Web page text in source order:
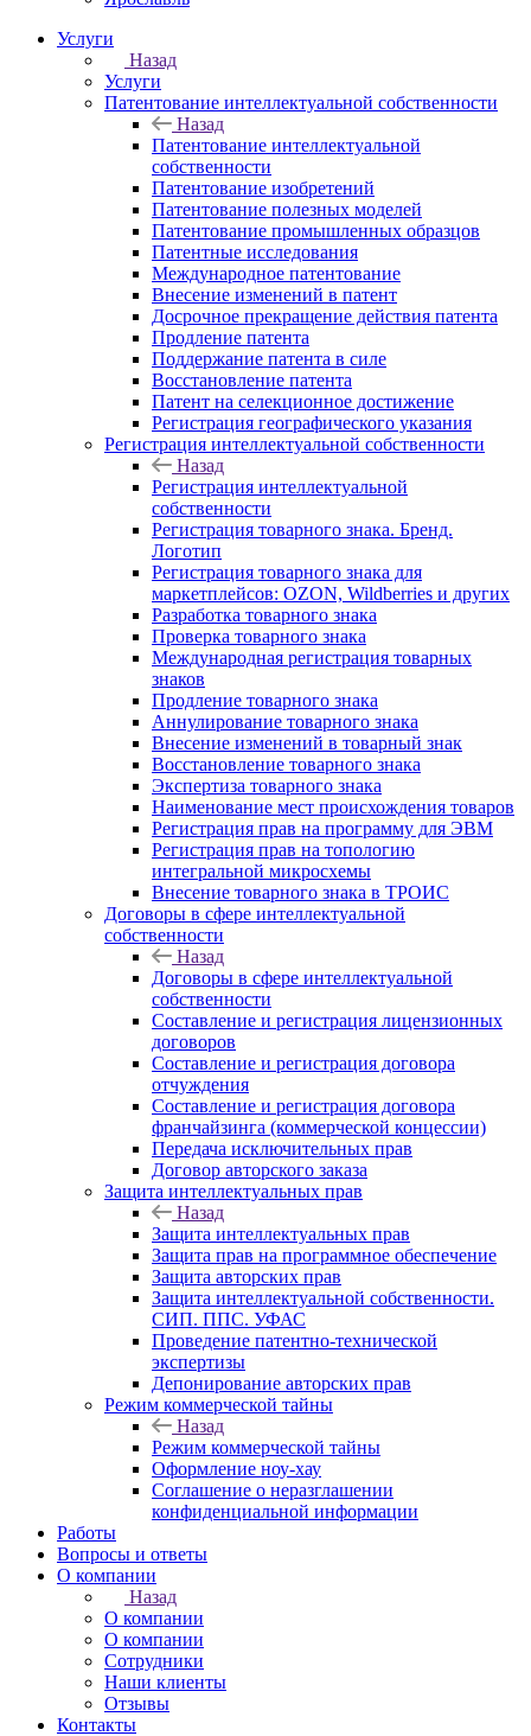
Услуги
Назад
Услуги
Патентование интеллектуальной собственности
Назад
Патентование интеллектуальной
собственности
Патентование изобретений
Патентование полезных моделей
Патентование промышленных образцов
Патентные исследования
Международное патентование
Внесение изменений в патент
Досрочное прекращение действия патента
Продление патента
Поддержание патента в силе
Восстановление патента
Патент на селекционное достижение
Регистрация географического указания
Регистрация интеллектуальной собственности
Назад
Регистрация интеллектуальной
собственности
Регистрация товарного знака. Бренд.
Логотип
Регистрация товарного знака для
маркетплейсов: OZON, Wildberries и других
Разработка товарного знака
Проверка товарного знака
Международная регистрация товарных
знаков
Продление товарного знака
Аннулирование товарного знака
Внесение изменений в товарный знак
Восстановление товарного знака
Экспертиза товарного знака
Наименование мест происхождения товаров
Регистрация прав на программу для ЭВМ
Регистрация прав на топологию
интегральной микросхемы
Внесение товарного знака в ТРОИС
Договоры в сфере интеллектуальной
собственности
Назад
Договоры в сфере интеллектуальной
собственности
Составление и регистрация лицензионных
договоров
Составление и регистрация договора
отчуждения
Составление и регистрация договора
франчайзинга (коммерческой концессии)
Передача исключительных прав
Договор авторского заказа
Защита интеллектуальных прав
Назад
Защита интеллектуальных прав
Защита прав на программное обеспечение
Защита авторских прав
Защита интеллектуальной собственности.
СИП. ППС. УФАС
Проведение патентно-технической
экспертизы
Депонирование авторских прав
Режим коммерческой тайны
Назад
Режим коммерческой тайны
Оформление ноу-хау
Соглашение о неразглашении
конфиденциальной информации
Работы
Вопросы и ответы
О компании
Назад
О компании
О компании
Сотрудники
Наши клиенты
Отзывы
Контакты